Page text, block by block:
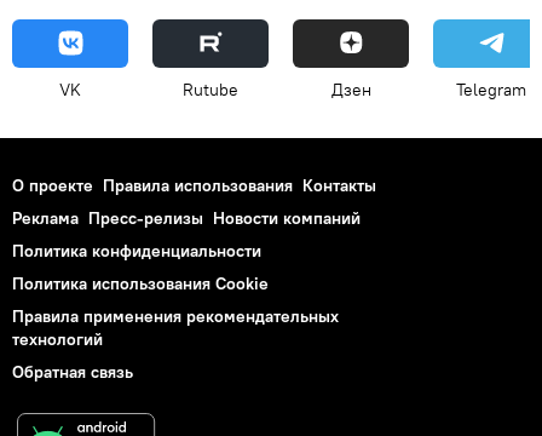
VK Rutube Дзен Telegram
О проекте Правила использования Контакты
Реклама Пресс-релизы Новости компаний
Политика конфиденциальности
Политика использования Cookie
Правила применения рекомендательных
технологий
Обратная связь